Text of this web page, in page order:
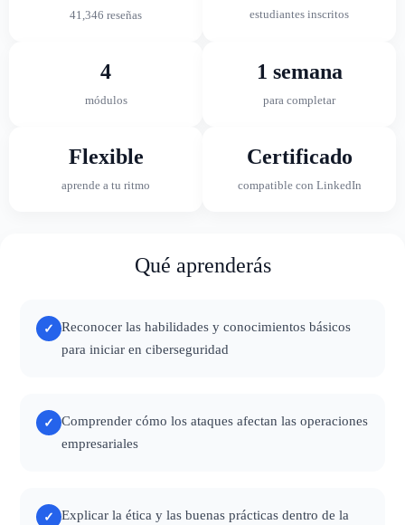
41,346 reseñas estudiantes inscritos
4
módulos
1 semana
para completar
Flexible
aprende a tu ritmo
Certificado
compatible con LinkedIn
Qué aprenderás
✓
Reconocer las habilidades y conocimientos básicos
para iniciar en ciberseguridad
✓
Comprender cómo los ataques afectan las operaciones
empresariales
✓
Explicar la ética y las buenas prácticas dentro de la